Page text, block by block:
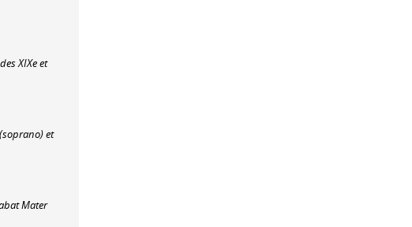
XIXe et
et
Mater